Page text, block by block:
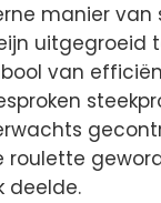
manier van
uitgegroeid
van
roulette
deelde.